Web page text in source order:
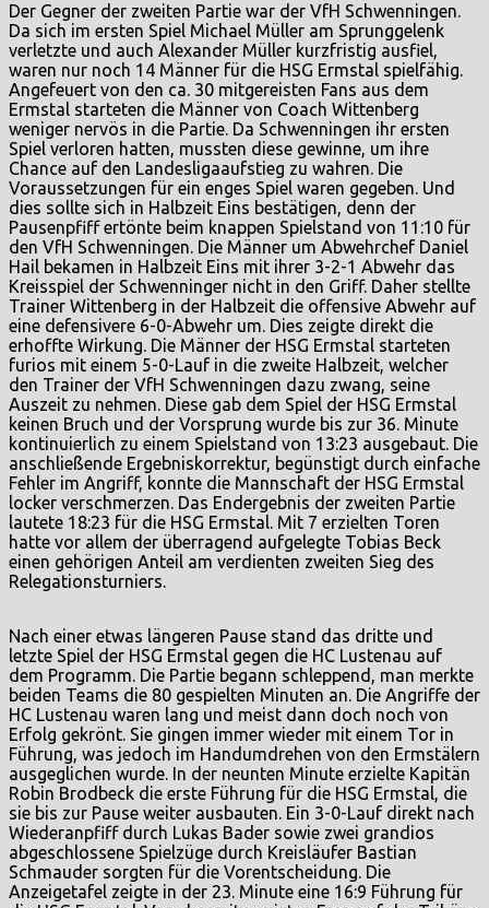
Der Gegner der zweiten Partie war der VfH Schwenningen.
Da sich im ersten Spiel Michael Müller am Sprunggelenk
verletzte und auch Alexander Müller kurzfristig ausfiel,
waren nur noch 14 Männer für die HSG Ermstal spielfähig.
Angefeuert von den ca. 30 mitgereisten Fans aus dem
Ermstal starteten die Männer von Coach Wittenberg
weniger nervös in die Partie. Da Schwenningen ihr ersten
Spiel verloren hatten, mussten diese gewinne, um ihre
Chance auf den Landesligaaufstieg zu wahren. Die
Voraussetzungen für ein enges Spiel waren gegeben. Und
dies sollte sich in Halbzeit Eins bestätigen, denn der
Pausenpfiff ertönte beim knappen Spielstand von 11:10 für
den VfH Schwenningen. Die Männer um Abwehrchef Daniel
Hail bekamen in Halbzeit Eins mit ihrer 3-2-1 Abwehr das
Kreisspiel der Schwenninger nicht in den Griff. Daher stellte
Trainer Wittenberg in der Halbzeit die offensive Abwehr auf
eine defensivere 6-0-Abwehr um. Dies zeigte direkt die
erhoffte Wirkung. Die Männer der HSG Ermstal starteten
furios mit einem 5-0-Lauf in die zweite Halbzeit, welcher
den Trainer der VfH Schwenningen dazu zwang, seine
Auszeit zu nehmen. Diese gab dem Spiel der HSG Ermstal
keinen Bruch und der Vorsprung wurde bis zur 36. Minute
kontinuierlich zu einem Spielstand von 13:23 ausgebaut. Die
anschließende Ergebniskorrektur, begünstigt durch einfache
Fehler im Angriff, konnte die Mannschaft der HSG Ermstal
locker verschmerzen. Das Endergebnis der zweiten Partie
lautete 18:23 für die HSG Ermstal. Mit 7 erzielten Toren
hatte vor allem der überragend aufgelegte Tobias Beck
einen gehörigen Anteil am verdienten zweiten Sieg des
Relegationsturniers.
Nach einer etwas längeren Pause stand das dritte und
letzte Spiel der HSG Ermstal gegen die HC Lustenau auf
dem Programm. Die Partie begann schleppend, man merkte
beiden Teams die 80 gespielten Minuten an. Die Angriffe der
HC Lustenau waren lang und meist dann doch noch von
Erfolg gekrönt. Sie gingen immer wieder mit einem Tor in
Führung, was jedoch im Handumdrehen von den Ermstälern
ausgeglichen wurde. In der neunten Minute erzielte Kapitän
Robin Brodbeck die erste Führung für die HSG Ermstal, die
sie bis zur Pause weiter ausbauten. Ein 3-0-Lauf direkt nach
Wiederanpfiff durch Lukas Bader sowie zwei grandios
abgeschlossene Spielzüge durch Kreisläufer Bastian
Schmauder sorgten für die Vorentscheidung. Die
Anzeigetafel zeigte in der 23. Minute eine 16:9 Führung für